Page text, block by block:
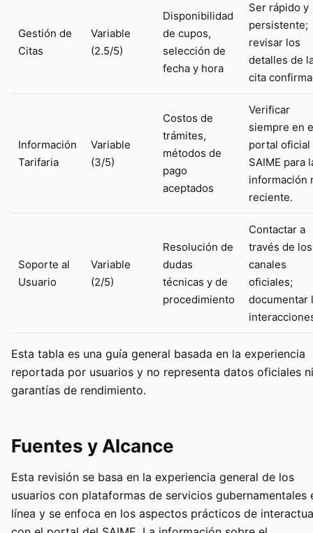
Gestión de
Citas
Variable
(2.5/5)
Disponibilidad
de cupos,
selección de
fecha y hora
Ser rápido y
persistente;
revisar los
detalles de
cita
Información
Tarifaria
Variable
(3/5)
Costos de
trámites,
métodos de
pago
aceptados
Verificar
siempre en
portal oficial
SAIME para
información
reciente.
Soporte al
Usuario
Variable
(2/5)
Resolución de
dudas
técnicas y de
procedimiento
Contactar a
través de los
canales
oficiales;
documentar
Esta tabla es una guía general basada en la experiencia
reportada por usuarios y no representa datos oficiales ni
garantías de rendimiento.
Fuentes y Alcance
Esta revisión se basa en la experiencia general de los
usuarios con plataformas de servicios gubernamentales
línea y se enfoca en los aspectos prácticos de